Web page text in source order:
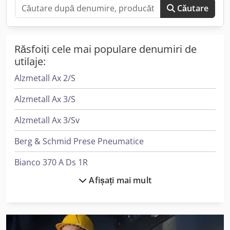
angrenaj unghiular: €590,00 - Dispozitiv suplimentar de
presare: €250,00
Căutare
Răsfoiți cele mai populare denumiri de
utilaje:
Alzmetall Ax 2/S
Alzmetall Ax 3/S
Alzmetall Ax 3/Sv
Berg & Schmid Prese Pneumatice
Bianco 370 A Ds 1R
Felder G 480
Afișați mai mult